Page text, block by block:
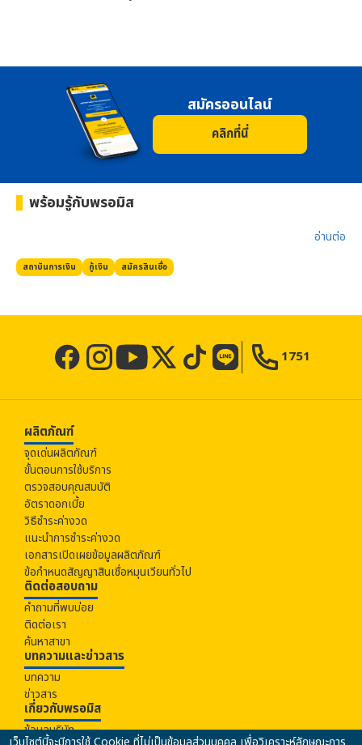
สมัครออนไลน์
คลิกที่นี่
พร้อมรู้กับพรอมิส
สถาบันการเงิน กู้เงิน สมัครสินเชื่อ
อ่านต่อ​
1751
ผลิตภัณฑ์
จุดเด่นผลิตภัณฑ์
ขั้นตอนการใช้บริการ
ตรวจสอบคุณสมบัติ
อัตราดอกเบี้ย
วิธีชำระค่างวด
แนะนำการชำระค่างวด
เอกสารเปิดเผยข้อมูลผลิตภัณฑ์
ข้อกำหนดสัญญาสินเชื่อหมุนเวียนทั่วไป
ติดต่อสอบถาม
คำถามที่พบบ่อย
ติดต่อเรา
ค้นหาสาขา
บทความและข่าวสาร
บทความ
ข่าวสาร
เกี่ยวกับพรอมิส
ข้อมูลบริษัท